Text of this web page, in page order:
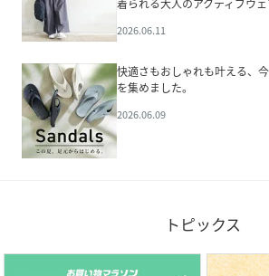
着られる大人のアクティブウェ
2026.06.11
快適さもおしゃれも叶える、
を集めました。
2026.06.09
トピックス